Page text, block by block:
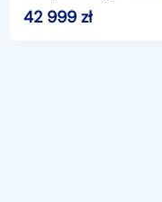
SAMOCHÓD JUŻ OD
42 999 zł